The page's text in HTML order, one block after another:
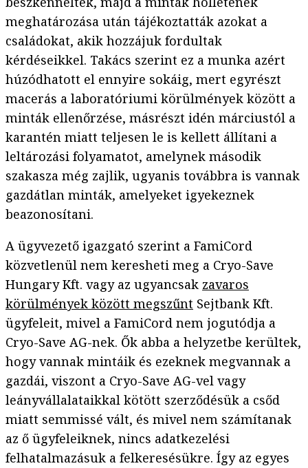
meghatározása után tájékoztatták azokat a
családokat, akik hozzájuk fordultak
kérdéseikkel. Takács szerint ez a munka azért
húzódhatott el ennyire sokáig, mert egyrészt
macerás a laboratóriumi körülmények között a
minták ellenőrzése, másrészt idén márciustól a
karantén miatt teljesen le is kellett állítani a
leltározási folyamatot, amelynek második
szakasza még zajlik, ugyanis továbbra is vannak
gazdátlan minták, amelyeket igyekeznek
beazonosítani.
A ügyvezető igazgató szerint a FamiCord
közvetlenül nem keresheti meg a Cryo-Save
Hungary Kft. vagy az ugyancsak zavaros
körülmények között megszűnt Sejtbank Kft.
ügyfeleit, mivel a FamiCord nem jogutódja a
Cryo-Save AG-nek. Ők abba a helyzetbe kerültek,
hogy vannak mintáik és ezeknek megvannak a
gazdái, viszont a Cryo-Save AG-vel vagy
leányvállalataikkal kötött szerződésük a csőd
miatt semmissé vált, és mivel nem számítanak
az ő ügyfeleiknek, nincs adatkezelési
felhatalmazásuk a felkeresésükre. Így az egyes